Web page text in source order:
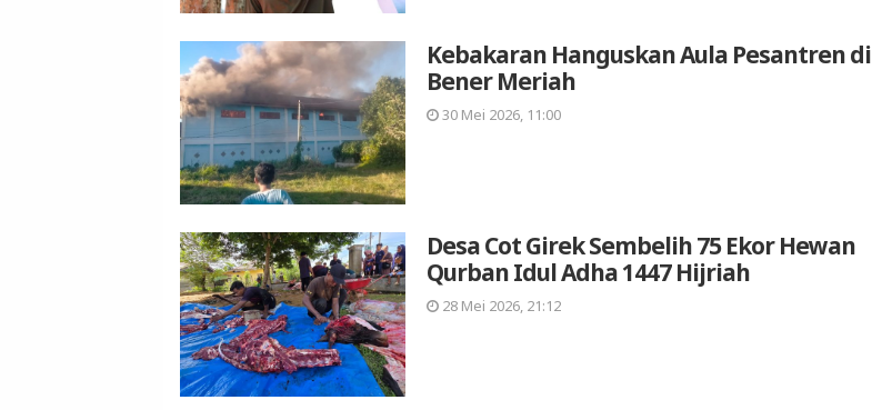
Kebakaran Hanguskan Aula Pesantren di
Bener Meriah
30 Mei 2026, 11:00
Desa Cot Girek Sembelih 75 Ekor Hewan
Qurban Idul Adha 1447 Hijriah
28 Mei 2026, 21:12